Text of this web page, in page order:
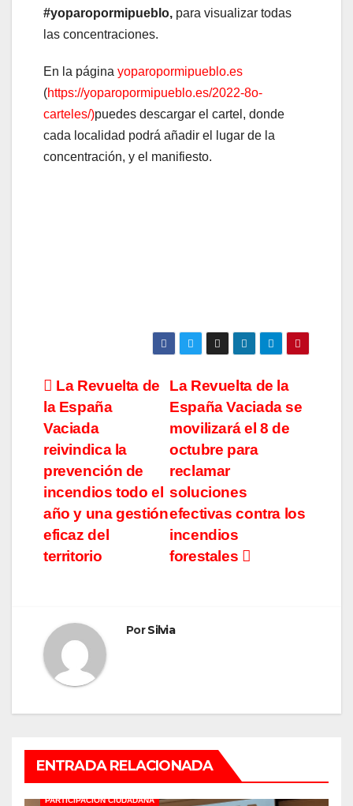
#yoparopormipueblo, para visualizar todas
las concentraciones.
En la página yoparopormipueblo.es
(https://yoparopormipueblo.es/2022-8o-
carteles/)puedes descargar el cartel, donde
cada localidad podrá añadir el lugar de la
concentración, y el manifiesto.
Navegación
de
entradas
La Revuelta de la
España Vaciada se
movilizará el 8 de
octubre para
reclamar
soluciones
efectivas contra los
incendios
forestales
La Revuelta de
la España
Vaciada
reivindica la
prevención de
incendios todo el
año y una gestión
eficaz del
territorio
PorSilvia
ENTRADA RELACIONADA
PARTICIPACIÓN CIUDADANA